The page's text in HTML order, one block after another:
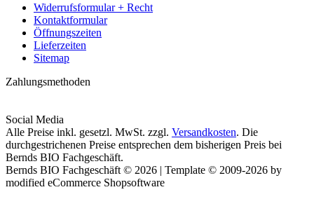
Widerrufsformular + Recht
Kontaktformular
Öffnungszeiten
Lieferzeiten
Sitemap
Zahlungsmethoden
Social Media
Alle Preise inkl. gesetzl. MwSt. zzgl. Versandkosten. Die
durchgestrichenen Preise entsprechen dem bisherigen Preis bei
Bernds BIO Fachgeschäft.
Bernds BIO Fachgeschäft © 2026 | Template © 2009-2026 by
modified eCommerce Shopsoftware